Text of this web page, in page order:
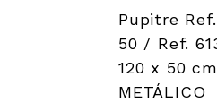
Pupitre
50 / Ref.
120 x 50
METÁLICO